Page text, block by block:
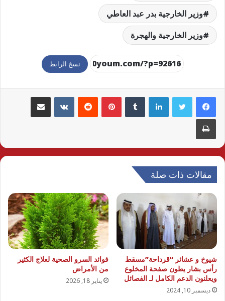
وزير الخارجية بدر عبد العاطي
وزير الخارجية والهجرة
نسخ الرابط
لينكدإن بينتيريست مشاركة عبر البريد
طباعة
مقالات ذات صلة
شيوخ و عشائر “قرداحة”مسقط
رأس بشار يطون صفحة المخلوع
ويعلنون الدعم الكامل لـ الفصائل
ديسمبر 10, 2024
فوائد السرو الصحية لعلاج الكثير
من الأمراض
يناير 18, 2026